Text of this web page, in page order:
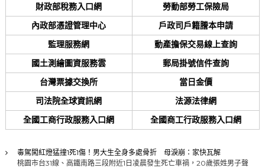
財政部稅務入口網
勞動部勞工保險局
內政部憑證管理中心
戶政司戶籍謄本申請
監理服務網
動產擔保交易線上查詢
國土測繪圖資服務雲
郵局掛號信件查詢
台灣票據交換所
當日金價
司法院全球資訊網
法源法律網
全國工商行政服務入口網
全國商工行政服務入口網
毒駕闖紅燈猛撞1死1傷！男大生全身多處骨折 母淚崩：家快瓦解
桃園市台31線、高鐵南路三段附近1日凌晨發生死亡車禍，20歲張姓男子聲